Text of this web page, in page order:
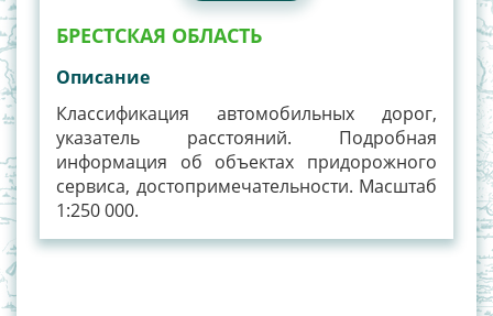
БРЕСТСКАЯ ОБЛАСТЬ
Описание
Классификация автомобильных дорог,
указатель расстояний. Подробная
информация об объектах придорожного
сервиса, достопримечательности. Масштаб
1:250 000.